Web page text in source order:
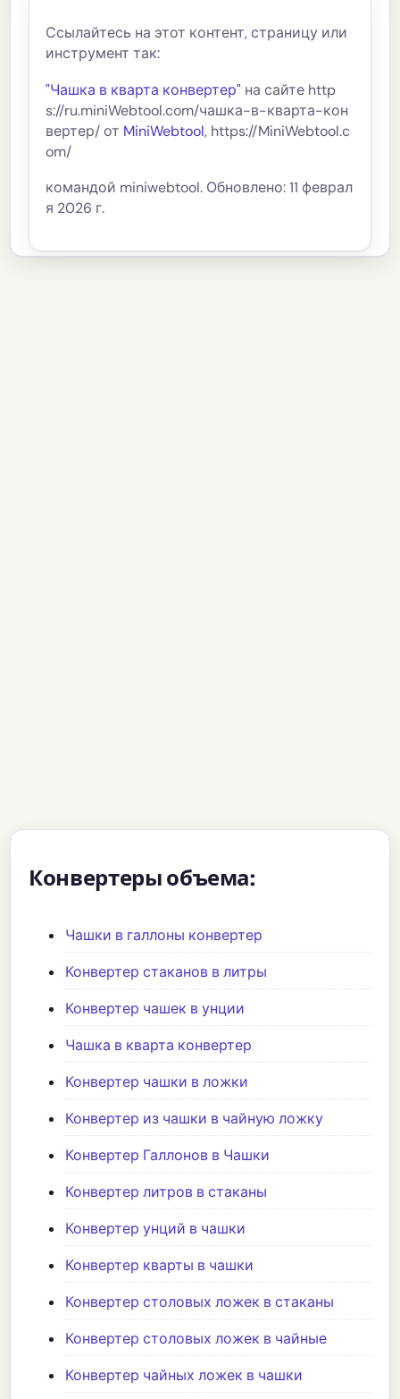
Ссылайтесь на этот контент, страницу или
инструмент так:
"Чашка в кварта конвертер" на сайте http
s://ru.miniWebtool.com/чашка-в-кварта-кон
вертер/ от MiniWebtool, https://MiniWebtool.c
om/
командой miniwebtool. Обновлено: 11 феврал
я 2026 г.
Конвертеры объема:
Чашки в галлоны конвертер
Конвертер стаканов в литры
Конвертер чашек в унции
Чашка в кварта конвертер
Конвертер чашки в ложки
Конвертер из чашки в чайную ложку
Конвертер Галлонов в Чашки
Конвертер литров в стаканы
Конвертер унций в чашки
Конвертер кварты в чашки
Конвертер столовых ложек в стаканы
Конвертер столовых ложек в чайные
Конвертер чайных ложек в чашки